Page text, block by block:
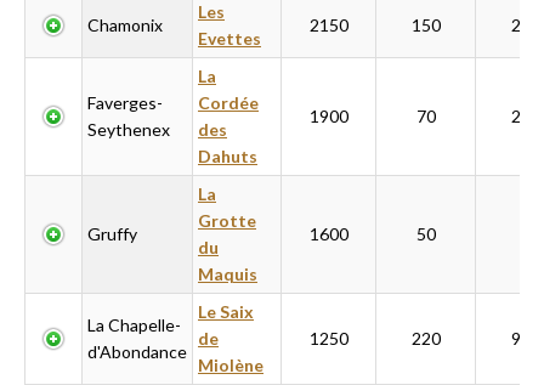
Chamonix
Les
Evettes
2150 150 200
Faverges-
Seythenex
La
Cordée
des
Dahuts
1900 70 220
Gruffy
La
Grotte
du
Maquis
1600 50
La Chapelle-
d'Abondance
Le Saix
de
Miolène
1250 220 900